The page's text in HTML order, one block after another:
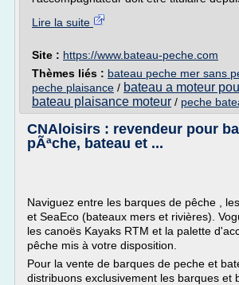
Lire la suite
Site : https://www.bateau-peche.com
Thèmes liés : bateau peche mer sans
peche plaisance / bateau a moteur
bateau plaisance moteur / peche
CNAloisirs : revendeur pour
pÃªche, bateau et ...
Naviguez entre les barques de pêche ,
et SeaEco (bateaux mers et rivières).
les canoës Kayaks RTM et la palette
pêche mis à votre disposition.
Pour la vente de barques de peche et
distribuons exclusivement les barques et